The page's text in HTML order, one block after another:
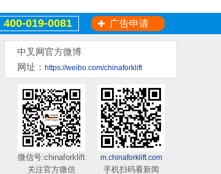
400-019-0081 广告申请
中叉网官方微博
网址： https://weibo.com/chinaforklift
微信号:chinaforklift
关注官方微信
m.chinaforklift.com
手机扫码看新闻